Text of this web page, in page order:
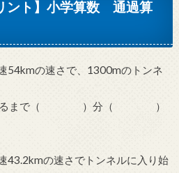
ント】小学算数 通過算
の速さで、1300mのトンネ
わるまで（ ）分（ ）
の速さでトンネルに入り始